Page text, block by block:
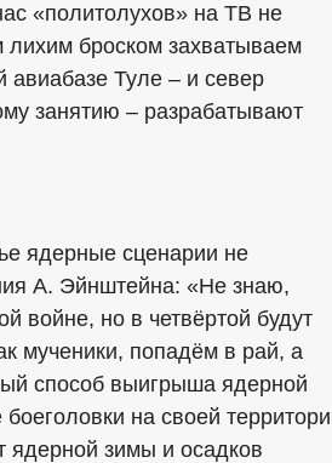
«политолухов» на ТВ не
броском захватываем
авиабазе Туле – и север
занятию – разрабатывают
ядерные сценарии не
А. Эйнштейна: «Не знаю,
войне, но в четвёртой будут
мученики, попадём в рай, а
способ выигрыша ядерной
на своей
ядерной зимы и осадков